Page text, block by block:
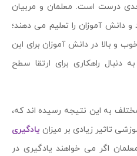
درست است. معلمان و مربیان
دانش آموزان را تعلیم می دهند؛
و بالا در دانش آموزان برای این
دنبال راهکاری برای ارتقا سطح
به این نتیجه رسیده اند که،
تاثیر زیادی بر میزانیادگیری
معلمان اگر می خواهند یادگیری در